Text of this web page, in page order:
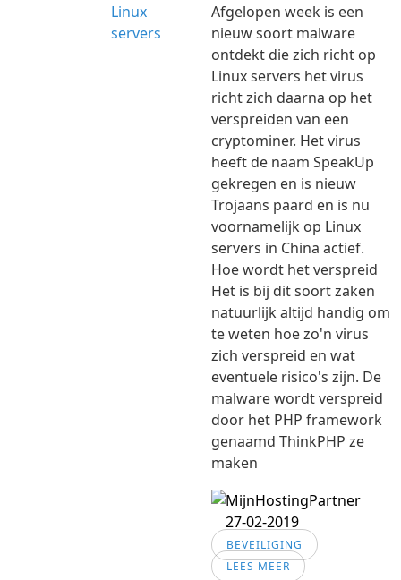
Afgelopen week is een
nieuw soort malware
ontdekt die zich richt op
Linux servers het virus
richt zich daarna op het
verspreiden van een
cryptominer. Het virus
heeft de naam SpeakUp
gekregen en is nieuw
Trojaans paard en is nu
voornamelijk op Linux
servers in China actief.
Hoe wordt het verspreid
Het is bij dit soort zaken
natuurlijk altijd handig om
te weten hoe zo'n virus
zich verspreid en wat
eventuele risico's zijn. De
malware wordt verspreid
door het PHP framework
genaamd ThinkPHP ze
maken
27-02-2019
BEVEILIGING
LEES MEER